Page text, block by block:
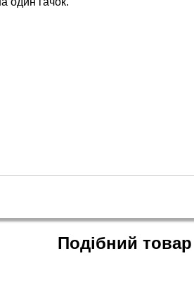
Подібний товар